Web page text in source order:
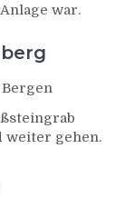
war.
weiter gehen.